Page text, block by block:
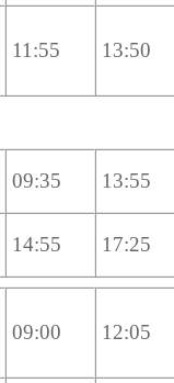
11:55 13:50
09:35 13:55
14:55 17:25
09:00 12:05